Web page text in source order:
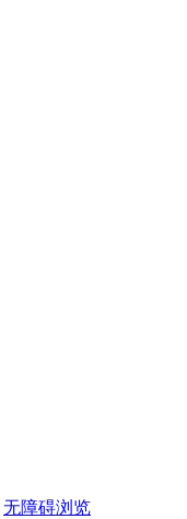
无障碍浏览